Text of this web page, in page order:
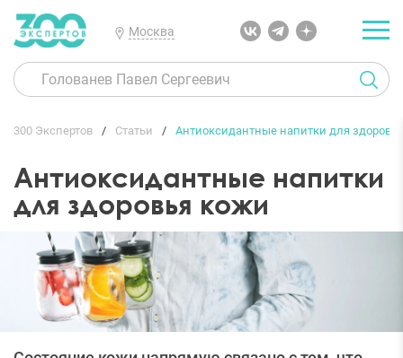
Москва
300 Экспертов Статьи Антиоксидантные напитки для
Антиоксидантные напитки
для здоровья кожи